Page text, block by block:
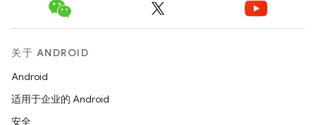
关于 ANDROID
Android
适用于企业的 Android
安全